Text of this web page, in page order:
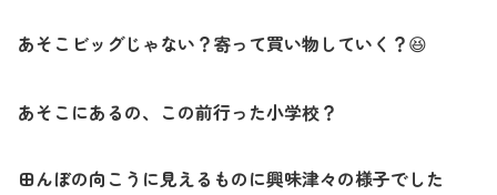
あそこビッグじゃない？寄って買い物していく？ 😆
あそこにあるの、この前行った小学校？
田んぼの向こうに見えるものに興味津々の様子でした